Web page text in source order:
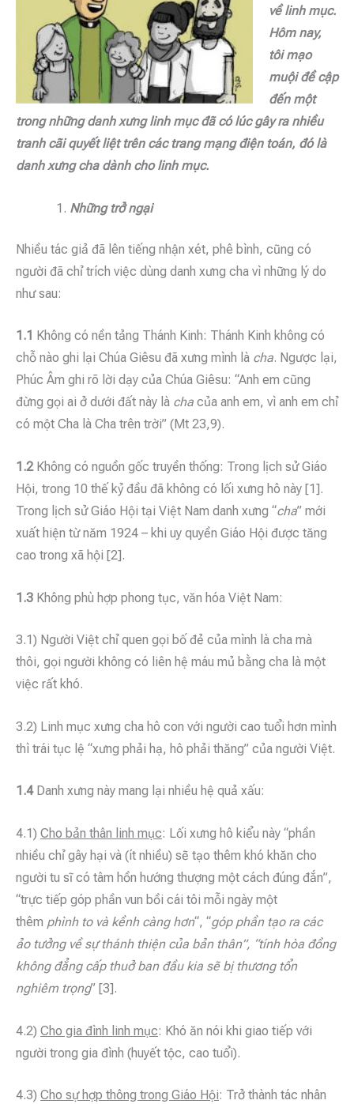
về linh mục.
Hôm nay,
tôi mạo
muội đề cập
đến một
trong những danh xưng linh mục đã có lúc gây ra nhiều
tranh cãi quyết liệt trên các trang mạng điện toán, đó là
danh xưng cha dành cho linh mục.
Những trở ngại
Nhiều tác giả đã lên tiếng nhận xét, phê bình, cũng có
người đã chỉ trích việc dùng danh xưng cha vì những lý do
như sau:
1.1 Không có nền tảng Thánh Kinh: Thánh Kinh không có
chỗ nào ghi lại Chúa Giêsu đã xưng mình là cha. Ngược lại,
Phúc Âm ghi rõ lời dạy của Chúa Giêsu: “Anh em cũng
đừng gọi ai ở dưới đất này là cha của anh em, vì anh em chỉ
có một Cha là Cha trên trời” (Mt 23,9).
1.2Không có nguồn gốc truyền thống: Trong lịch sử Giáo
Hội, trong 10 thế kỷ đầu đã không có lối xưng hô này [1].
Trong lịch sử Giáo Hội tại Việt Nam danh xưng “cha” mới
xuất hiện từ năm 1924 – khi uy quyền Giáo Hội được tăng
cao trong xã hội [2].
1.3 Không phù hợp phong tục, văn hóa Việt Nam:
3.1) Người Việt chỉ quen gọi bố đẻ của mình là cha mà
thôi, gọi người không có liên hệ máu mủ bằng cha là một
việc rất khó.
3.2) Linh mục xưng cha hô con với người cao tuổi hơn mình
thì trái tục lệ “xưng phải hạ, hô phải thăng” của người Việt.
1.4Danh xưng này mang lại nhiều hệ quả xấu:
4.1) Cho bản thân linh mục: Lối xưng hô kiểu này “phần
nhiều chỉ gây hại và (ít nhiều) sẽ tạo thêm khó khăn cho
người tu sĩ có tâm hồn hướng thượng một cách đúng đắn”,
“trực tiếp góp phần vun bồi cái tôi mỗi ngày một
thêm phình to và kềnh càng hơn“, “góp phần tạo ra các
ảo tưởng về sự thánh thiện của bản thân”, “tính hòa đồng
không đẳng cấp thuở ban đầu kia sẽ bị thương tổn
nghiêm trọng” [3].
4.2) Cho gia đình linh mục: Khó ăn nói khi giao tiếp với
người trong gia đình (huyết tộc, cao tuổi).
4.3) Cho sự hợp thông trong Giáo Hội: Trở thành tác nhân